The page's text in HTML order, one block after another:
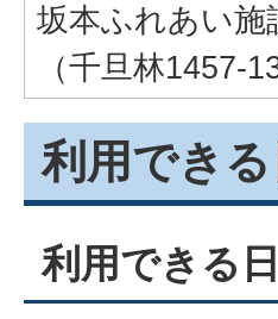
坂本ふれあい施
（千旦林1457-13
利用でき
利用できる日